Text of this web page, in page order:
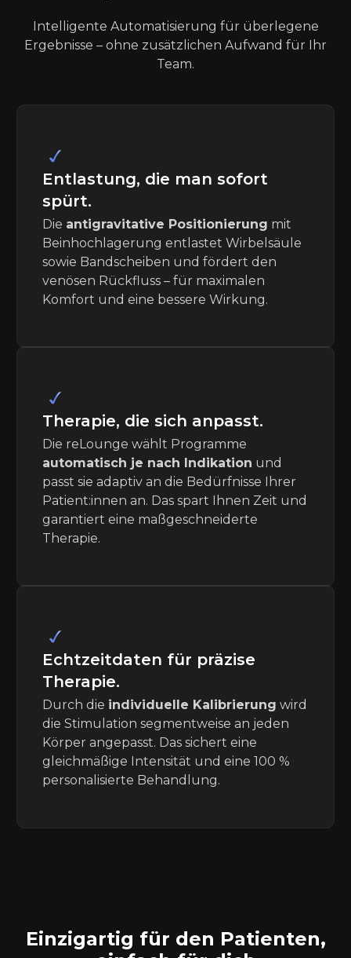
Intelligente Automatisierung für überlegene
Ergebnisse – ohne zusätzlichen Aufwand für Ihr
Team.
Entlastung, die man sofort
spürt.
Die antigravitative Positionierung mit
Beinhochlagerung entlastet Wirbelsäule
sowie Bandscheiben und fördert den
venösen Rückfluss – für maximalen
Komfort und eine bessere Wirkung.
Therapie, die sich anpasst.
Die reLounge wählt Programme
automatisch je nach Indikation und
passt sie adaptiv an die Bedürfnisse Ihrer
Patient:innen an. Das spart Ihnen Zeit und
garantiert eine maßgeschneiderte
Therapie.
Echtzeitdaten für präzise
Therapie.
Durch die individuelle Kalibrierung wird
die Stimulation segmentweise an jeden
Körper angepasst. Das sichert eine
gleichmäßige Intensität und eine 100 %
personalisierte Behandlung.
Einzigartig für den Patienten,